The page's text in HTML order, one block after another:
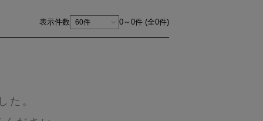
表示件数 0～0件 (全0件)
た。